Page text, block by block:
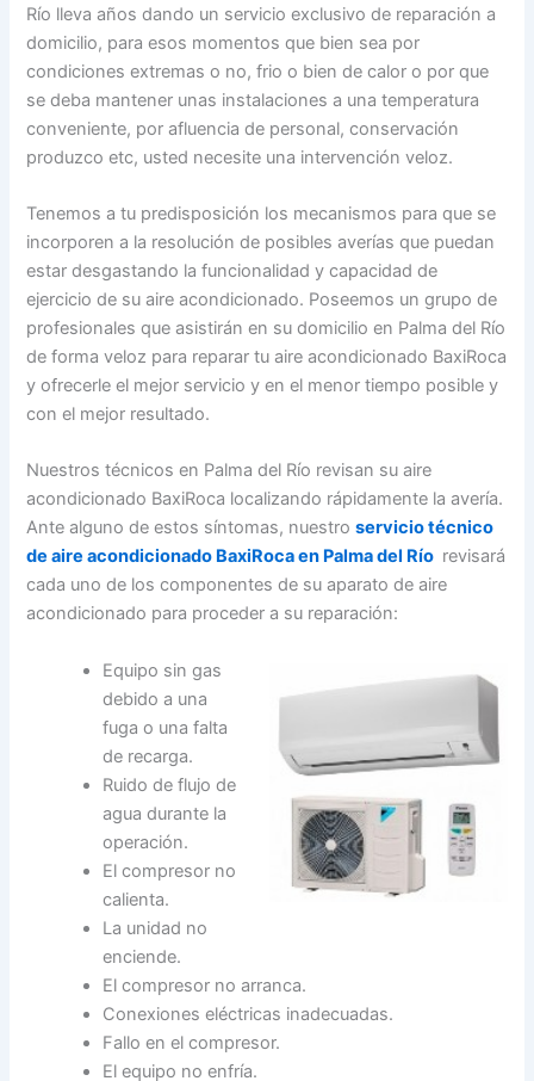
Río lleva años dando un servicio exclusivo de reparación a
domicilio, para esos momentos que bien sea por
condiciones extremas o no, frio o bien de calor o por que
se deba mantener unas instalaciones a una temperatura
conveniente, por afluencia de personal, conservación
produzco etc, usted necesite una intervención veloz.
Tenemos a tu predisposición los mecanismos para que se
incorporen a la resolución de posibles averías que puedan
estar desgastando la funcionalidad y capacidad de
ejercicio de su aire acondicionado. Poseemos un grupo de
profesionales que asistirán en su domicilio en Palma del Río
de forma veloz para reparar tu aire acondicionado BaxiRoca
y ofrecerle el mejor servicio y en el menor tiempo posible y
con el mejor resultado.
Nuestros técnicos en Palma del Río revisan su aire
acondicionado BaxiRoca localizando rápidamente la avería.
Ante alguno de estos síntomas, nuestroservicio técnico
de aire acondicionado BaxiRoca en Palma del Río revisará
cada uno de los componentes de su aparato de aire
acondicionado para proceder a su reparación:
Equipo sin gas
debido a una
fuga o una falta
de recarga.
Ruido de flujo de
agua durante la
operación.
El compresor no
calienta.
La unidad no
enciende.
El compresor no arranca.
Conexiones eléctricas inadecuadas.
Fallo en el compresor.
El equipo no enfría.